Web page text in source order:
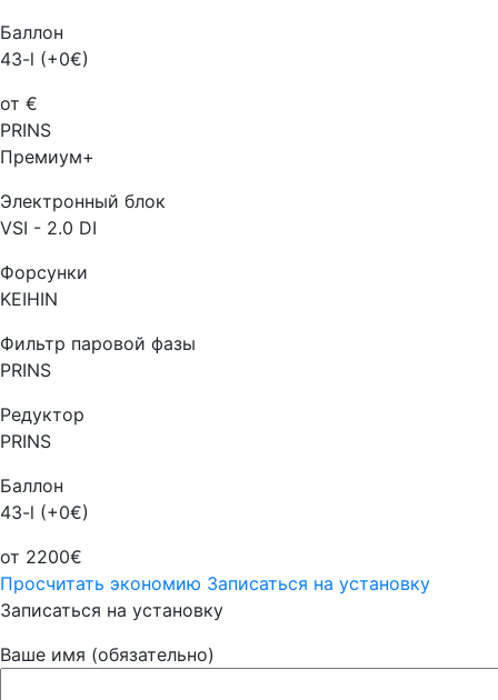
Баллон
43-l (+0€)
от €
PRINS
Премиум+
Электронный блок
VSI - 2.0 DI
Форсунки
KEIHIN
Фильтр паровой фазы
PRINS
Редуктор
PRINS
Баллон
43-l (+0€)
от 2200€
Просчитать экономию Записаться на установку
Записаться на установку
Ваше имя (обязательно)